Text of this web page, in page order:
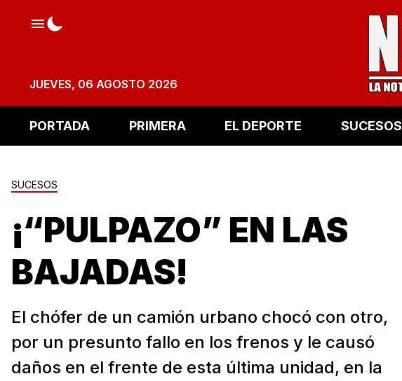
JUEVES, 06 AGOSTO 2026
PORTADA PRIMERA EL DEPORTE SUCESOS
SUCESOS
¡“PULPAZO” EN LAS
BAJADAS!
El chófer de un camión urbano chocó con otro,
por un presunto fallo en los frenos y le causó
daños en el frente de esta última unidad, en la